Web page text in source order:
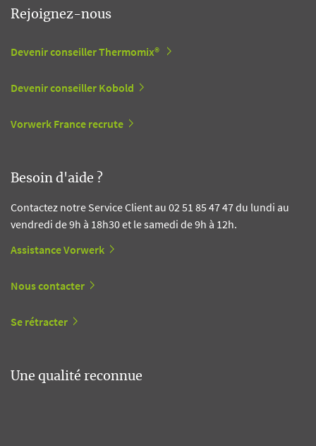
Rejoignez-nous
Devenir conseiller Thermomix®
Devenir conseiller Kobold
Vorwerk France recrute
Besoin d'aide ?
Contactez notre Service Client au 02 51 85 47 47 du lundi au
vendredi de 9h à 18h30 et le samedi de 9h à 12h.
Assistance Vorwerk
Nous contacter
Se rétracter
Une qualité reconnue